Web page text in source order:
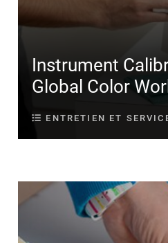
Instrument
Global Color
ENTRETIEN ET